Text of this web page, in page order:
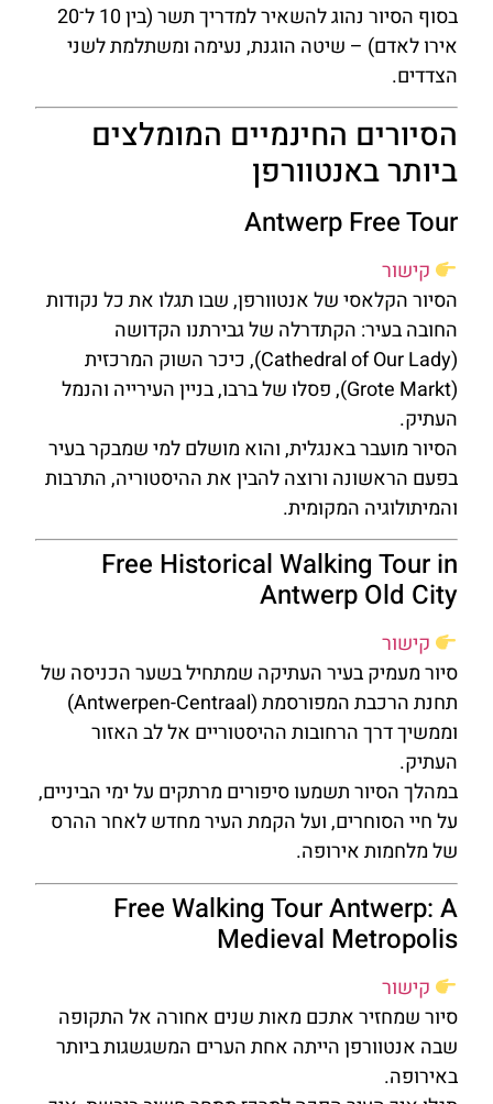
בסוף הסיור נהוג להשאיר למדריך תשר (בין 10 ל־20
אירו לאדם) – שיטה הוגנת, נעימה ומשתלמת לשני
הצדדים.
הסיורים החינמיים המומלצים
ביותר באנטוורפן
Antwerp Free Tour
קישור
הסיור הקלאסי של אנטוורפן, שבו תגלו את כל נקודות
החובה בעיר: הקתדרלה של גבירתנו הקדושה
(Cathedral of Our Lady), כיכר השוק המרכזית
(Grote Markt), פסלו של ברבו, בניין העירייה והנמל
העתיק.
הסיור מועבר באנגלית, והוא מושלם למי שמבקר בעיר
בפעם הראשונה ורוצה להבין את ההיסטוריה, התרבות
והמיתולוגיה המקומית.
Free Historical Walking Tour in
Antwerp Old City
קישור
סיור מעמיק בעיר העתיקה שמתחיל בשער הכניסה של
תחנת הרכבת המפורסמת (Antwerpen-Centraal)
וממשיך דרך הרחובות ההיסטוריים אל לב האזור
העתיק.
במהלך הסיור תשמעו סיפורים מרתקים על ימי הביניים,
על חיי הסוחרים, ועל הקמת העיר מחדש לאחר ההרס
של מלחמות אירופה.
Free Walking Tour Antwerp: A
Medieval Metropolis
קישור
סיור שמחזיר אתכם מאות שנים אחורה אל התקופה
שבה אנטוורפן הייתה אחת הערים המשגשגות ביותר
באירופה.